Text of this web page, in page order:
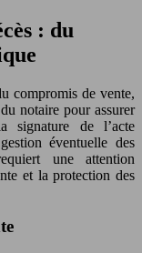
: du
compromis de vente,
notaire pour assurer
signature de l’acte
éventuelle des
une attention
et la protection des